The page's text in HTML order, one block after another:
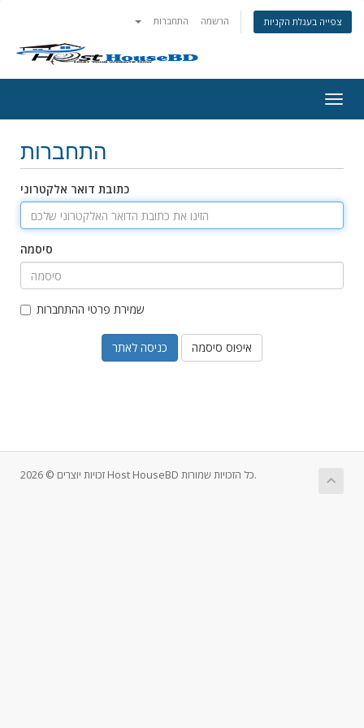
התחברות הרשמה צפייה בעגלת הקניות
ניווט
התחברות
כתובת דואר אלקטרוני
סיסמה
שמירת פרטי ההתחברות
איפוס סיסמה
זכויות יוצרים © 2026 Host HouseBD כל הזכויות שמורות.